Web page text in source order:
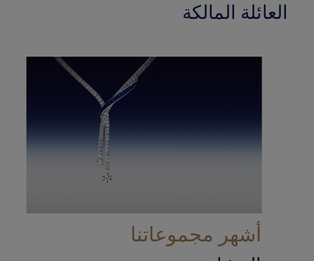
العائلة المالكة
أشهر مجموعاتنا